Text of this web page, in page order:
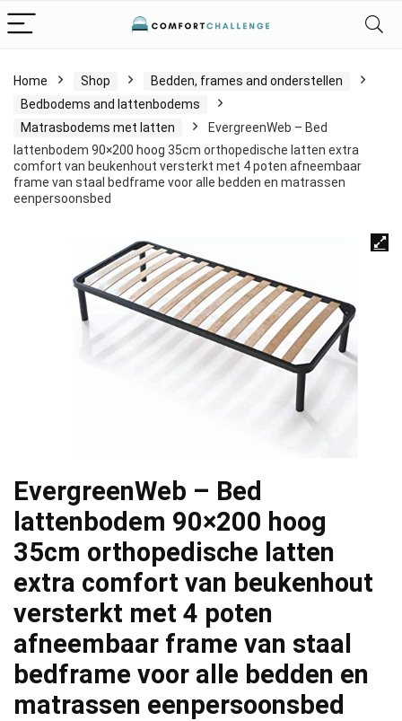
Home Shop
Bedden, frames and onderstellen
Bedbodems and lattenbodems
Matrasbodems met latten
EvergreenWeb – Bed
lattenbodem 90×200 hoog 35cm orthopedische latten extra
comfort van beukenhout versterkt met 4 poten afneembaar
frame van staal bedframe voor alle bedden en matrassen
eenpersoonsbed
EvergreenWeb – Bed
lattenbodem 90×200 hoog
35cm orthopedische latten
extra comfort van beukenhout
versterkt met 4 poten
afneembaar frame van staal
bedframe voor alle bedden en
matrassen eenpersoonsbed